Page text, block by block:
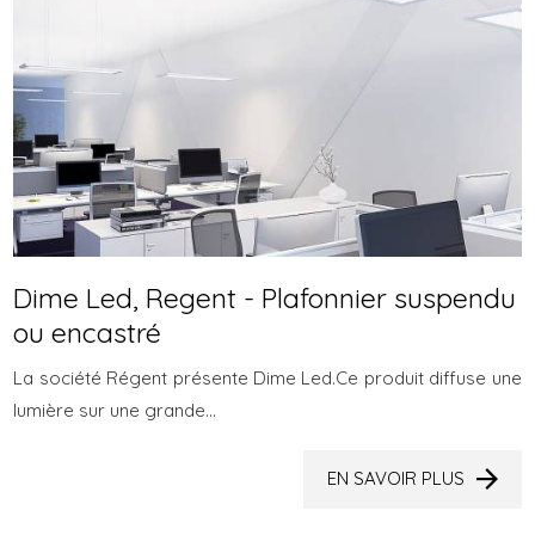
Dime Led, Regent - Plafonnier suspendu
ou encastré
La société Régent présente Dime Led.Ce produit diffuse une
lumière sur une grande...
EN SAVOIR PLUS